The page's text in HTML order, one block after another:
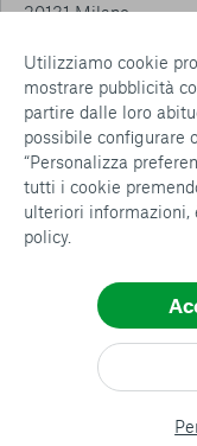
Utilizziamo cookie
mostrare pubblicità
partire dalle loro
possibile configurare
“Personalizza
tutti i cookie
ulteriori informazioni,
policy.
20131 Milano
CESENA –
Via Padre Vicinio da
47521 Cesena
Tel.: 0547 360 811
Detrazioni e
come usufruirne
Whistleblowing Policy
Privacy policy
Cookie policy
Configurazione